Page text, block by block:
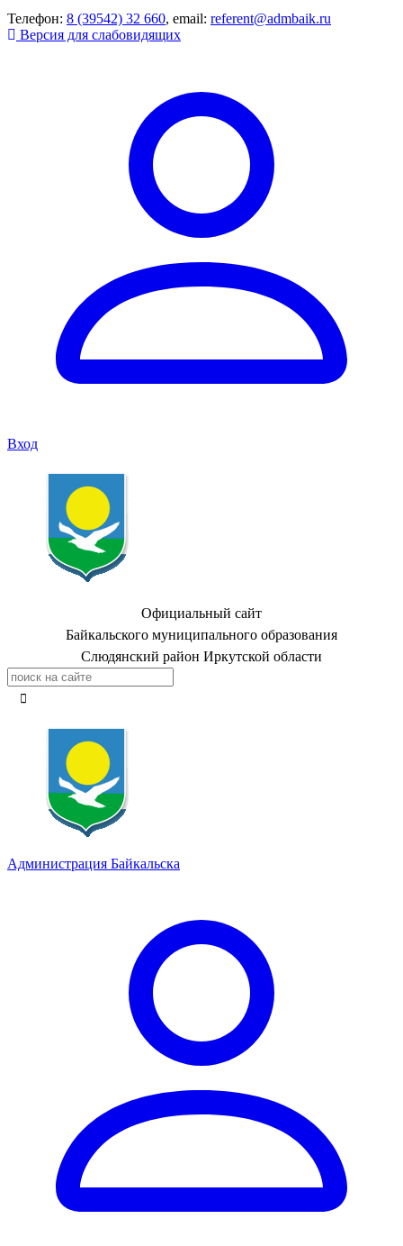
Телефон: 8 (39542) 32 660, email: referent@admbaik.ru
Версия для слабовидящих
Вход
Официальный сайт
Байкальского муниципального образования
Слюдянский район Иркутской области
Администрация Байкальска